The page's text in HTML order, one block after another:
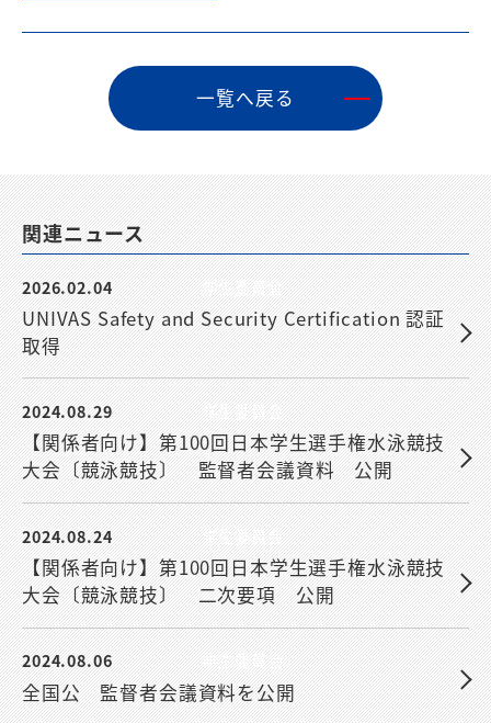
⼀覧へ戻る
関連ニュース
2026.02.04 学生委員会
UNIVAS Safety and Security Certification 認証
取得
2024.08.29 学生委員会
【関係者向け】第100回日本学生選手権水泳競技
大会〔競泳競技〕 監督者会議資料 公開
2024.08.24 学生委員会
【関係者向け】第100回日本学生選手権水泳競技
大会〔競泳競技〕 二次要項 公開
2024.08.06 学生委員会
全国公 監督者会議資料を公開